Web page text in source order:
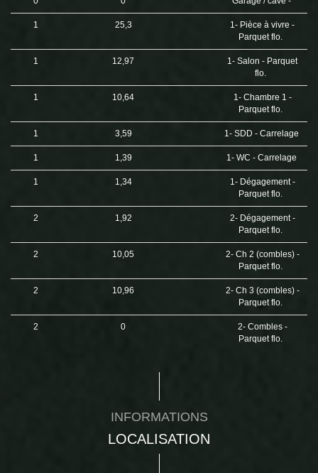
1 25,3
1- Pièce à vivre -
Parquet flo.
1 12,97
1- Salon - Parquet
flo.
1 10,64
1- Chambre 1 -
Parquet flo.
1 3,59 1- SDD - Carrelage
1 1,39 1- WC - Carrelage
1 1,34
1- Dégagement -
Parquet flo.
2 1,92
2- Dégagement -
Parquet flo.
2 10,05
2- Ch 2 (combles) -
Parquet flo.
2 10,96
2- Ch 3 (combles) -
Parquet flo.
2 0
2- Combles -
Parquet flo.
INFORMATIONS
LOCALISATION